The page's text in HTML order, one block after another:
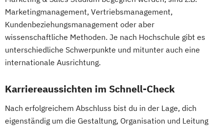
Marketingmanagement, Vertriebsmanagement,
Kundenbeziehungsmanagement oder aber
wissenschaftliche Methoden. Je nach Hochschule gibt es
unterschiedliche Schwerpunkte und mitunter auch eine
internationale Ausrichtung.
Karriereaussichten im Schnell-Check
Nach erfolgreichem Abschluss bist du in der Lage, dich
eigenständig um die Gestaltung, Organisation und Leitung